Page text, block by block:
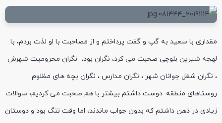
مقداری با سعید به گپ و گفت پرداختم و از مصاحبت با او لذت بردم، با
لهجه شیرین بلوچی صحبت می کرد، نگران بود، نگران محرومیت شهرش
، نگران شغل جوانان شهر ، نگران مدارس ، نگران بچه های مظلوم
روستاهای منطقه. دوست داشتم بیشتر با هم صحبت می کردیم، سوالات
زیادی در ذهن داشتم که بدون جواب ماندند، اما وقت تنگ بود و دوستان